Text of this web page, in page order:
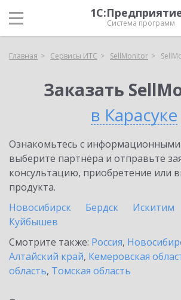
Система программ
Главная Сервисы ИТС SellMonitor
Заказать
в Карасуке
Ознакомьтесь с
выберите партнёра и отправьте
консультацию, приобретение или
продукта.
Новосибирск
Бердск Искитим
Куйбышев
Смотрите также: Россия,
Алтайский край, Кемеровская
область, Томская область